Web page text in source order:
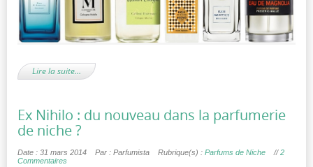
Lire la suite…
Ex Nihilo : du nouveau dans la parfumerie
de niche ?
Date : 31 mars 2014 Par : Parfumista Rubrique(s) : Parfums de Niche //2
Commentaires